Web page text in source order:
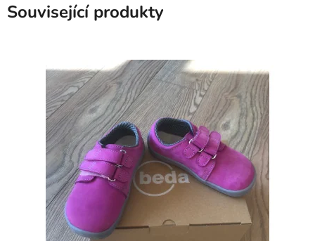
Související produkty